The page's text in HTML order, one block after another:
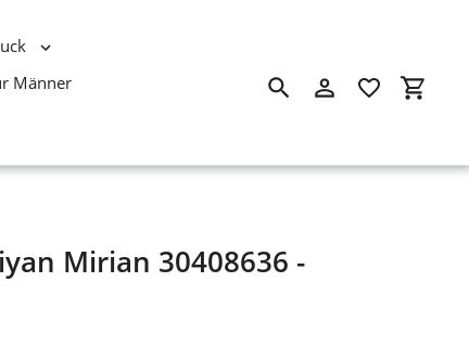
Männer
SuchenEinloggen
Mirian 30408636 -